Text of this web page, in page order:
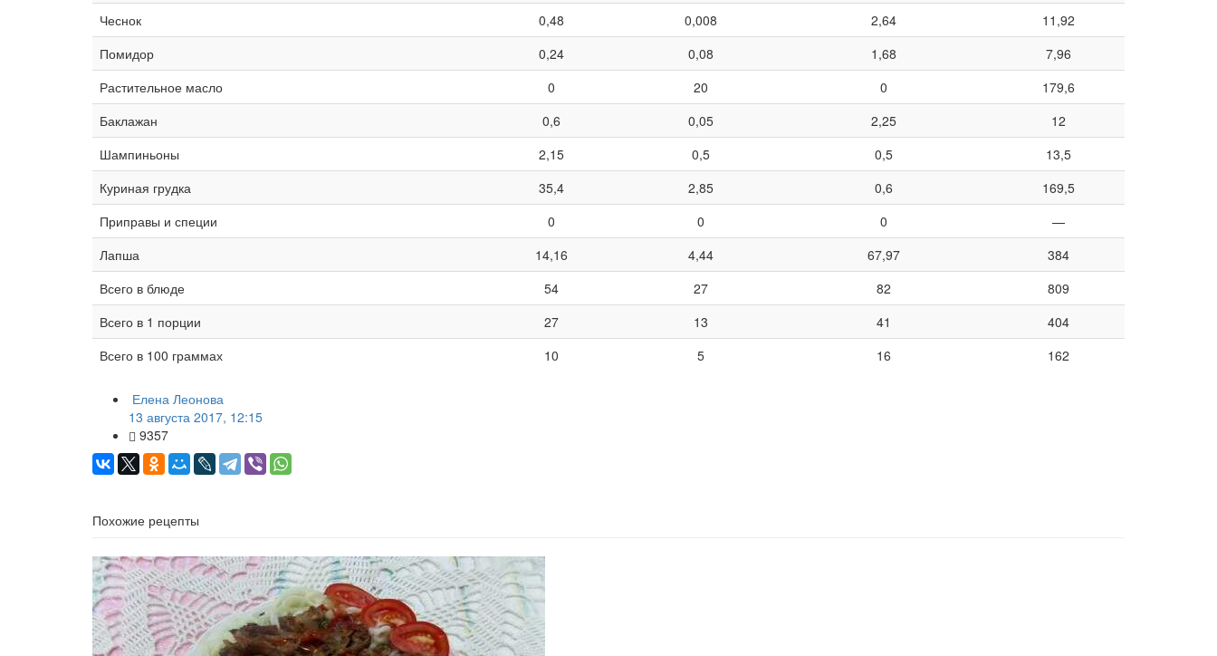
Чеснок
0,48 0,008 2,64
11,92
Помидор
0,24 0,08 1,68
7,96
Растительное масло
0 20 0
179,6
Баклажан
0,6 0,05 2,25
12
Шампиньоны
2,15 0,5 0,5
13,5
Куриная грудка
35,4 2,85 0,6
169,5
Приправы и специи
0 0 0
—
Лапша
14,16 4,44 67,97
384
Всего в блюде
54 27 82
809
Всего в 1 порции
27 13 41
404
Всего в 100 граммах
10 5 16 162
Елена Леонова
13 августа 2017, 12:15
9357
Похожие рецепты